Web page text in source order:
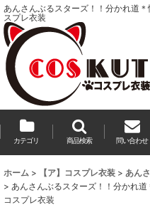
あんさんぶるスターズ！！分かれ道
スプレ衣装
カテゴリ 商品検索 問い合わせ
ホーム > 【ア】コスプレ衣装 > あん
> あんさんぶるスターズ！！分かれ
コスプレ衣装